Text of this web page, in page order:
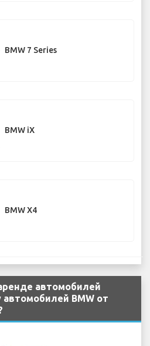
BMW 7 Series
BMW iX
BMW X4
автомобилей
BMW от